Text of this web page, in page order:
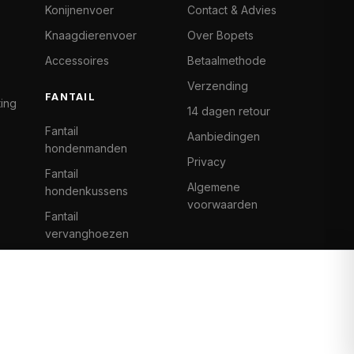
Konijnenvoer
Knaagdierenvoer
Accessoires
FANTAIL
Fantail
hondenmanden
Fantail
hondenkussens
Fantail
vervanghoezen
Contact & Advies
Over Bopets
Betaalmethode
Verzending
14 dagen retour
Aanbiedingen
Privacy
Algemene
voorwaarden